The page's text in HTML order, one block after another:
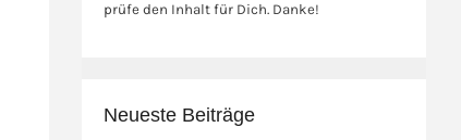
prüfe den Inhalt für Dich. Danke!
Neueste Beiträge